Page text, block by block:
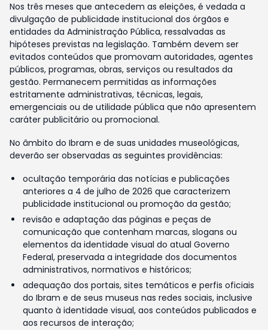
Nos três meses que antecedem as eleições, é vedada a
divulgação de publicidade institucional dos órgãos e
entidades da Administração Pública, ressalvadas as
hipóteses previstas na legislação. Também devem ser
evitados conteúdos que promovam autoridades, agentes
públicos, programas, obras, serviços ou resultados da
gestão. Permanecem permitidas as informações
estritamente administrativas, técnicas, legais,
emergenciais ou de utilidade pública que não apresentem
caráter publicitário ou promocional.
No âmbito do Ibram e de suas unidades museológicas,
deverão ser observadas as seguintes providências:
ocultação temporária das notícias e publicações
anteriores a 4 de julho de 2026 que caracterizem
publicidade institucional ou promoção da gestão;
revisão e adaptação das páginas e peças de
comunicação que contenham marcas, slogans ou
elementos da identidade visual do atual Governo
Federal, preservada a integridade dos documentos
administrativos, normativos e históricos;
adequação dos portais, sites temáticos e perfis oficiais
do Ibram e de seus museus nas redes sociais, inclusive
quanto à identidade visual, aos conteúdos publicados e
aos recursos de interação;